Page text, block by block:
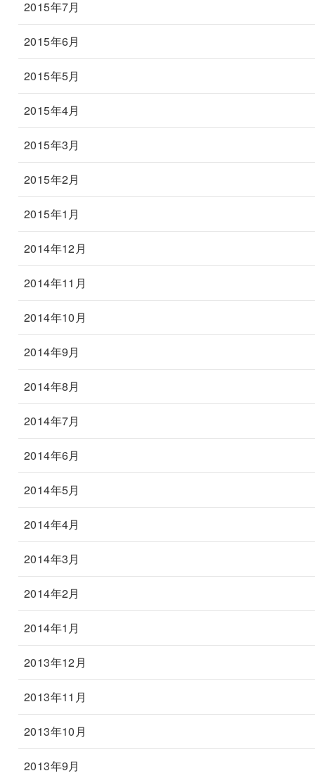
2015年7月
2015年6月
2015年5月
2015年4月
2015年3月
2015年2月
2015年1月
2014年12月
2014年11月
2014年10月
2014年9月
2014年8月
2014年7月
2014年6月
2014年5月
2014年4月
2014年3月
2014年2月
2014年1月
2013年12月
2013年11月
2013年10月
2013年9月